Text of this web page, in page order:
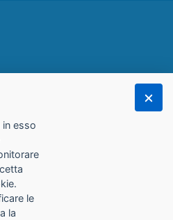
esso
le
la